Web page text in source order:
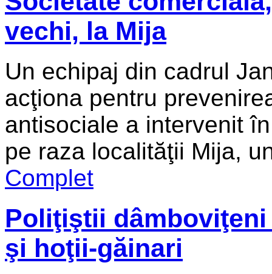
vechi, la Mija
Un echipaj din cadrul
acţiona pentru
antisociale a intervenit
pe raza localităţii Mija,
Complet
Poliţiştii
şi hoţii-găinari